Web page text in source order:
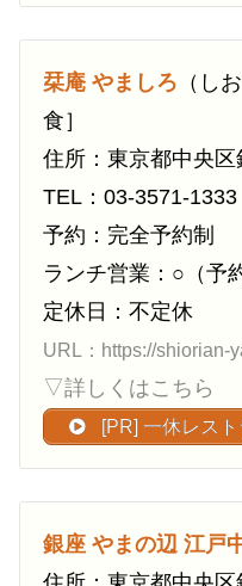
栞庵 やましろ （し
食］
住所：東京都中央
TEL：03-3571-1333
予約：完全予約制
ランチ営業：○（予
定休日：不定休
URL：https://shiorian-
▽詳しくはこちら
[PR] 一休レスト
銀座 やまの辺 江戸